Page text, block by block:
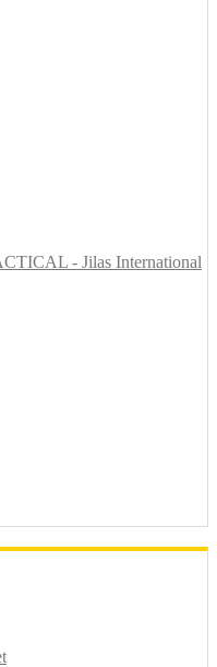
- Jilas International